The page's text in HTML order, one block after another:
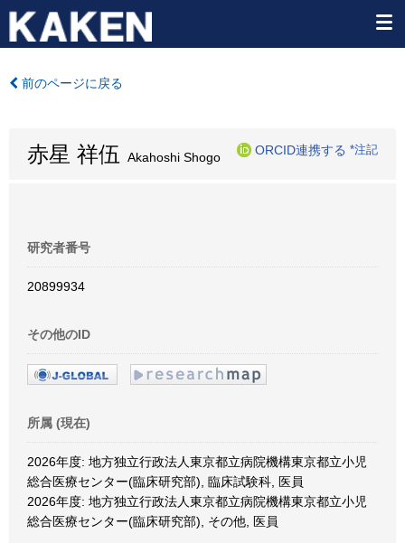
前のページに戻る
赤星 祥伍 Akahoshi Shogo
ORCID連携する *注記
研究者番号
20899934
その他のID
所属 (現在)
2026年度: 地方独立行政法人東京都立病院機構東京都立小児
総合医療センター(臨床研究部), 臨床試験科, 医員
2026年度: 地方独立行政法人東京都立病院機構東京都立小児
総合医療センター(臨床研究部), その他, 医員